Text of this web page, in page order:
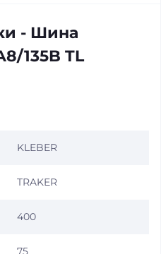
- Шина
135B TL
KLEBER
TRAKER
400
75